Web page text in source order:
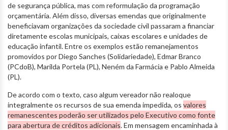
de segurança pública, mas com reformulação da programação
orçamentária. Além disso, diversas emendas que originalmente
beneficiavam organizações da sociedade civil passaram a financiar
diretamente escolas municipais, caixas escolares e unidades de
educação infantil. Entre os exemplos estão remanejamentos
promovidos por Diego Sanches (Solidariedade), Edmar Branco
(PCdoB), Marilda Portela (PL), Neném da Farmácia e Pablo Almeida
(PL).
De acordo com o texto, caso algum vereador não realoque
integralmente os recursos de sua emenda impedida, os valores
remanescentes poderão ser utilizados pelo Executivo como fonte
para abertura de créditos adicionais. Em mensagem encaminhada à